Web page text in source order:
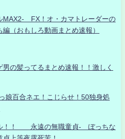
MAX2- FX！オ・カマトレーダーの
（おもしろ動画まとめ速報）
の髪ってるまとめ速報！！激しく
娘百合ネエ！こじらせ！50独身処
ル！！ 永遠の無職童貞- ぼっちな